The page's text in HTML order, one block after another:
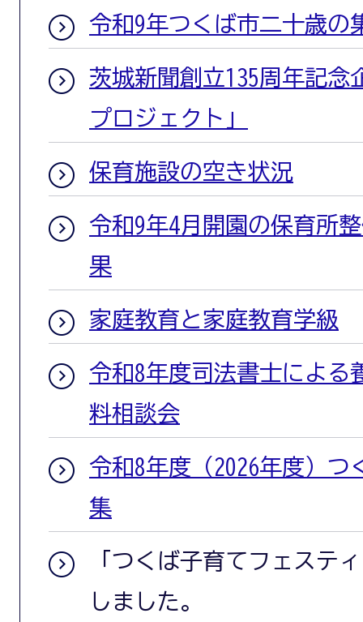
令和9年つくば市二十歳の
茨城新聞創立135周年記念
プロジェクト」
保育施設の空き状況
令和9年4月開園の保育所
果
家庭教育と家庭教育学級
令和8年度司法書士による
料相談会
令和8年度（2026年度）つ
集
「つくば子育てフェステ
しました。